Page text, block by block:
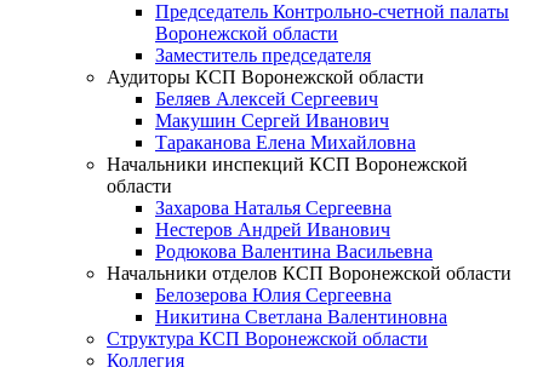
Председатель Контрольно-счетной палаты
Воронежской области
Заместитель председателя
Аудиторы КСП Воронежской области
Беляев Алексей Сергеевич
Макушин Сергей Иванович
Тараканова Елена Михайловна
Начальники инспекций КСП Воронежской
области
Захарова Наталья Сергеевна
Нестеров Андрей Иванович
Родюкова Валентина Васильевна
Начальники отделов КСП Воронежской области
Белозерова Юлия Сергеевна
Никитина Светлана Валентиновна
Структура КСП Воронежской области
Коллегия